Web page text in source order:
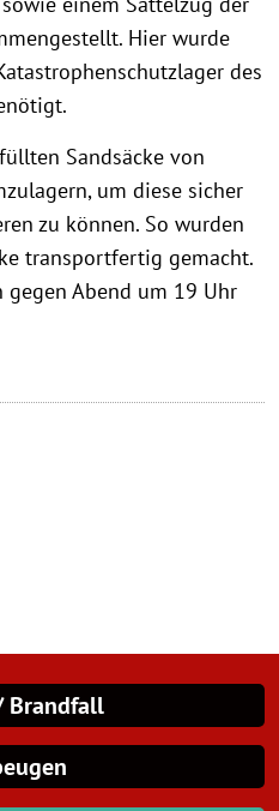
Hier wurde
des
Sandsäcke von
um diese sicher
zu können. So wurden
transportfertig gemacht.
gegen Abend um 19 Uhr
Brandfall